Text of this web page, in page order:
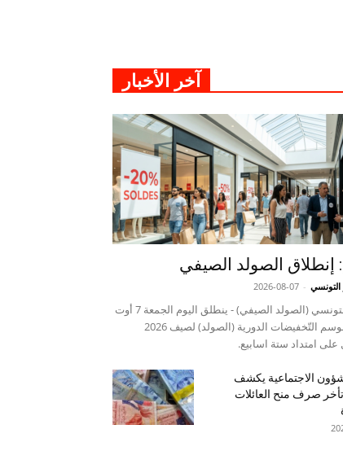
آخر الأخبار
إنطلاق الصولد الصيفي
التونسي -
2026-08-07
المنبر التونسي (الصولد الصيفي) - ينطلق اليوم الجمعة 7 أوت
2026، موسم التّخفيضات الدورية (الصولد) لصيف 2026
على امتداد ستة اسابيع.
الاجتماعية يكشف
صرف منح العائلات